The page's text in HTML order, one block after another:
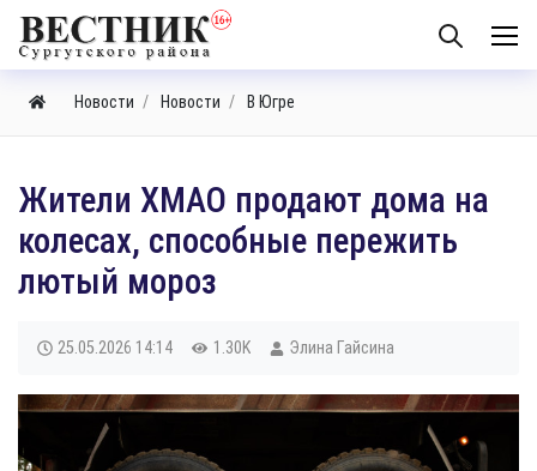
Новости Новости В Югре
Жители ХМАО продают дома на
колесах, способные пережить
лютый мороз
25.05.2026 14:14 1.30K Элина Гайсина